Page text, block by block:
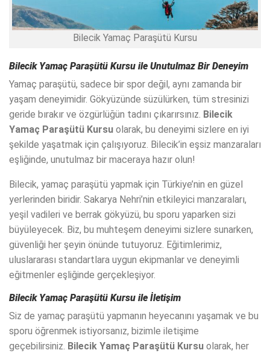
Bilecik Yamaç Paraşütü Kursu
Bilecik Yamaç Paraşütü Kursu ile Unutulmaz Bir Deneyim
Yamaç paraşütü, sadece bir spor değil, aynı zamanda bir
yaşam deneyimidir. Gökyüzünde süzülürken, tüm stresinizi
geride bırakır ve özgürlüğün tadını çıkarırsınız. Bilecik
Yamaç Paraşütü Kursu olarak, bu deneyimi sizlere en iyi
şekilde yaşatmak için çalışıyoruz. Bilecik’in eşsiz manzaraları
eşliğinde, unutulmaz bir maceraya hazır olun!
Bilecik, yamaç paraşütü yapmak için Türkiye’nin en güzel
yerlerinden biridir. Sakarya Nehri’nin etkileyici manzaraları,
yeşil vadileri ve berrak gökyüzü, bu sporu yaparken sizi
büyüleyecek. Biz, bu muhteşem deneyimi sizlere sunarken,
güvenliği her şeyin önünde tutuyoruz. Eğitimlerimiz,
uluslararası standartlara uygun ekipmanlar ve deneyimli
eğitmenler eşliğinde gerçekleşiyor.
Bilecik Yamaç Paraşütü Kursu ile İletişim
Siz de yamaç paraşütü yapmanın heyecanını yaşamak ve bu
sporu öğrenmek istiyorsanız, bizimle iletişime
geçebilirsiniz. Bilecik Yamaç Paraşütü Kursu olarak, her